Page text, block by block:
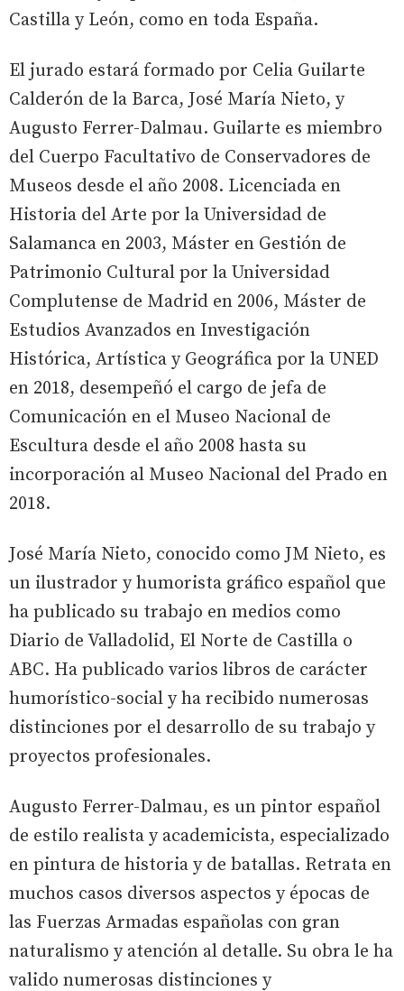
Castilla y León, como en toda España.
El jurado estará formado por Celia Guilarte
Calderón de la Barca, José María Nieto, y
Augusto Ferrer-Dalmau. Guilarte es miembro
del Cuerpo Facultativo de Conservadores de
Museos desde el año 2008. Licenciada en
Historia del Arte por la Universidad de
Salamanca en 2003, Máster en Gestión de
Patrimonio Cultural por la Universidad
Complutense de Madrid en 2006, Máster de
Estudios Avanzados en Investigación
Histórica, Artística y Geográfica por la UNED
en 2018, desempeñó el cargo de jefa de
Comunicación en el Museo Nacional de
Escultura desde el año 2008 hasta su
incorporación al Museo Nacional del Prado en
2018.
José María Nieto, conocido como JM Nieto, es
un ilustrador y humorista gráfico español que
ha publicado su trabajo en medios como
Diario de Valladolid, El Norte de Castilla o
ABC. Ha publicado varios libros de carácter
humorístico-social y ha recibido numerosas
distinciones por el desarrollo de su trabajo y
proyectos profesionales.
Augusto Ferrer-Dalmau, es un pintor español
de estilo realista y academicista, especializado
en pintura de historia y de batallas. Retrata en
muchos casos diversos aspectos y épocas de
las Fuerzas Armadas españolas con gran
naturalismo y atención al detalle. Su obra le ha
valido numerosas distinciones y